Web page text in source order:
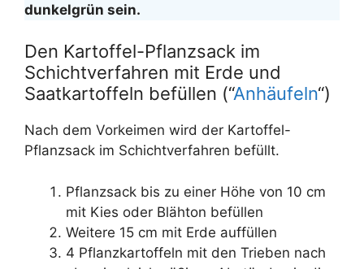
dunkelgrün sein.
Den Kartoffel-Pflanzsack im
Schichtverfahren mit Erde und
Saatkartoffeln befüllen (“Anhäufeln“)
Nach dem Vorkeimen wird der Kartoffel-
Pflanzsack im Schichtverfahren befüllt.
Pflanzsack bis zu einer Höhe von 10 cm
mit Kies oder Blähton befüllen
Weitere 15 cm mit Erde auffüllen
4 Pflanzkartoffeln mit den Trieben nach